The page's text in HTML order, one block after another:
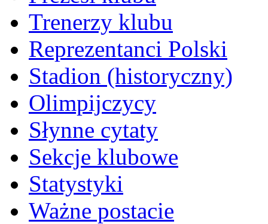
Trenerzy klubu
Reprezentanci Polski
Stadion (historyczny)
Olimpijczycy
Słynne cytaty
Sekcje klubowe
Statystyki
Ważne postacie